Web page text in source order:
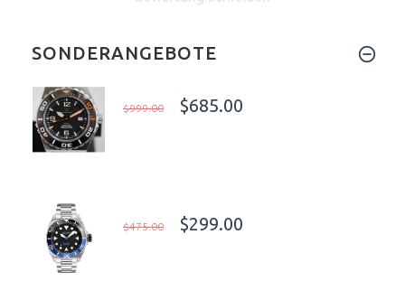
SONDERANGEBOTE
$999.00 $685.00
$475.00 $299.00